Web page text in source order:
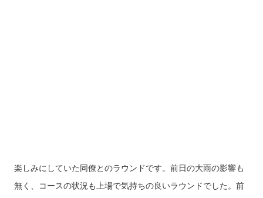
楽しみにしていた同僚とのラウンドです。前日の大雨の影響も
無く、コースの状況も上場で気持ちの良いラウンドでした。前